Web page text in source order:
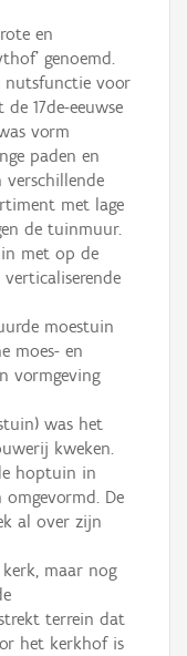
en
genoemd.
nutsfunctie voor
17de-eeuwse
vorm
paden en
met lage
de tuinmuur.
met op de
moestuin
moes- en
vormgeving
was het
kweken.
hoptuin in
De
al over zijn
maar nog
terrein dat
het kerkhof is